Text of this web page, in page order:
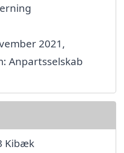
2021,
Anpartsselskab
Kibæk